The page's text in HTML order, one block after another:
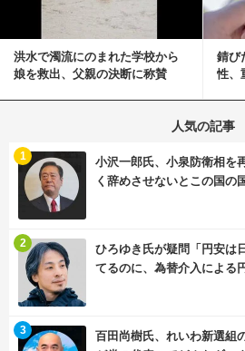
洪水で濁流にのまれた学校から
娘を救出、父親の決断に称賛
錆び
性、
人気の記事
小沢一郎氏、小泉防衛相を
く辞めさせないとこの国の
1
ひろゆき氏が疑問「円安は
てるのに、為替介入による
2
百田尚樹氏、れいわ新選組
3